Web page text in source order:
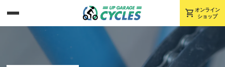
shopping_cart オンライン
ショップ